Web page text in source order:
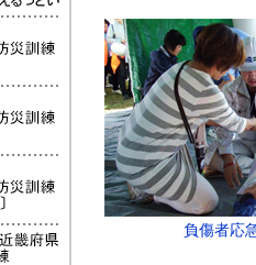
負傷者応